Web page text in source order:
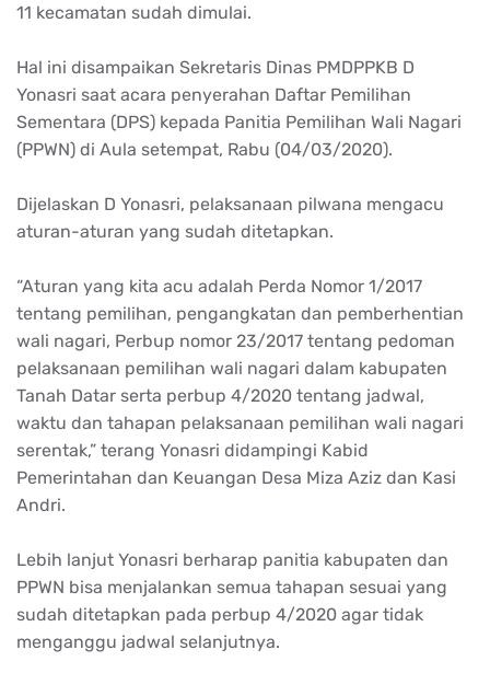
11 kecamatan sudah dimulai.
Hal ini disampaikan Sekretaris Dinas PMDPPKB D
Yonasri saat acara penyerahan Daftar Pemilihan
Sementara (DPS) kepada Panitia Pemilihan Wali Nagari
(PPWN) di Aula setempat, Rabu (04/03/2020).
Dijelaskan D Yonasri, pelaksanaan pilwana mengacu
aturan-aturan yang sudah ditetapkan.
“Aturan yang kita acu adalah Perda Nomor 1/2017
tentang pemilihan, pengangkatan dan pemberhentian
wali nagari, Perbup nomor 23/2017 tentang pedoman
pelaksanaan pemilihan wali nagari dalam kabupaten
Tanah Datar serta perbup 4/2020 tentang jadwal,
waktu dan tahapan pelaksanaan pemilihan wali nagari
serentak,” terang Yonasri didampingi Kabid
Pemerintahan dan Keuangan Desa Miza Aziz dan Kasi
Andri.
Lebih lanjut Yonasri berharap panitia kabupaten dan
PPWN bisa menjalankan semua tahapan sesuai yang
sudah ditetapkan pada perbup 4/2020 agar tidak
menganggu jadwal selanjutnya.